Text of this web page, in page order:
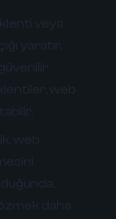
veya
yaratır.
web
web
daha